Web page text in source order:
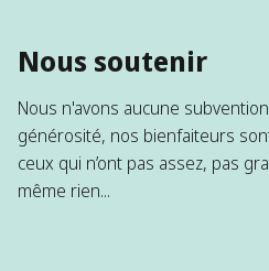
Nous soutenir
Nous n'avons aucune
générosité, nos bienfaiteurs
ceux qui n’ont pas assez, pas
même rien...